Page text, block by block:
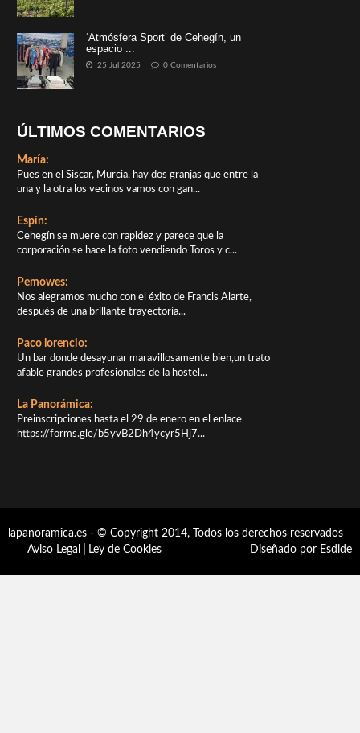
‘Atmósfera Sport’ de Cehegín, un
espacio ...
25 Jul 2025 0 Comentarios
ÚLTIMOS COMENTARIOS
María:
Pues en el Siscar, Murcia, hay dos granjas que entre la
una y la otra los vecinos vamos con gan...
Espín:
Cehegín se muere con rapidez y parece que la
corporación se hace la foto vendiendo Toros y c...
Pemowes:
Nos alegramos mucho con el éxito de Francis Alarte,
después de una brillante trayectoria...
Paco lorencio:
Un bar donde desayunar maravillosamente bien,un trato
afable grandes profesionales de la hostel...
La Panorámica:
Preinscripciones hasta el 29 de enero en el enlace
https://forms.gle/b5yvB2Dh4ycyr5Hj7...
lapanoramica.es - © Copyright 2014, Todos los derechos reservados
Aviso Legal
Ley de Cookies Diseñado por Esdide